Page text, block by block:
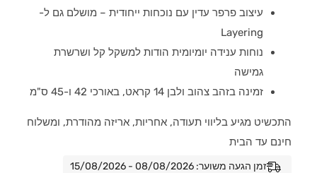
עיצוב פרפר עדין עם נוכחות ייחודית – מושלם גם ל-
Layering
נוחות ענידה יומיומית הודות למשקל קל ושרשרת
גמישה
זמינה בזהב צהוב ולבן 14 קראט, באורכי 42 ו-45 ס"מ
התכשיט מגיע בליווי תעודה, אחריות, אריזה מהודרת, ומשלוח
חינם עד הבית
זמן הגעה משוער: 08/08/2026 - 15/08/2026